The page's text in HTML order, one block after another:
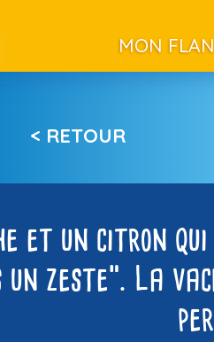
MON
< RETOUR
et un citron
zeste”. La